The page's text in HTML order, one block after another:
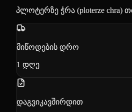
პლოტერზე ჭრა (ploterze chra)
მიწოდების დრო
1 დღე
დაგვიკავშირდით